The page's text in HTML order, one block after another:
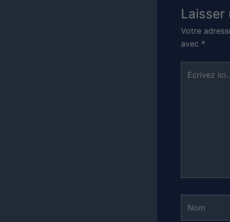
Laisser
Votre
avec *
Écrivez
ici…